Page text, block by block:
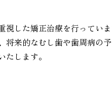
した矯正治療を行っていま
来的なむし歯や歯周病の
します。